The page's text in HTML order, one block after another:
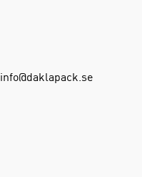
info@daklapack.se